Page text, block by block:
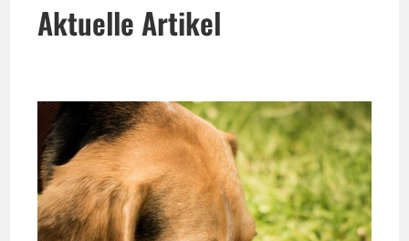
Aktuelle Artikel